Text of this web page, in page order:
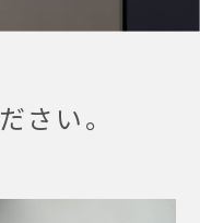
さい。